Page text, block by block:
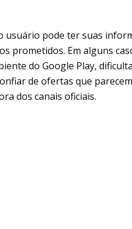
usuário pode ter suas
prometidos. Em alguns
do Google Play,
de ofertas que
dos canais oficiais.